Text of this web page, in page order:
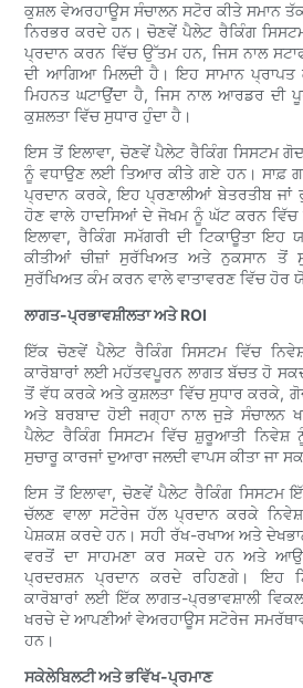
ਕੁਸ਼ਲ ਵੇਅਰਹਾਊਸ ਸੰਚਾਲਨ ਸਟੋਰ ਕੀਤੇ ਸਮਾਨ
ਨਿਰਭਰ ਕਰਦੇ ਹਨ। ਚੋਣਵੇਂ ਪੈਲੇਟ ਰੈਕਿੰਗ
ਪ੍ਰਦਾਨ ਕਰਨ ਵਿੱਚ ਉੱਤਮ ਹਨ, ਜਿਸ ਨਾਲ
ਦੀ ਆਗਿਆ ਮਿਲਦੀ ਹੈ। ਇਹ ਸਾਮਾਨ
ਮਿਹਨਤ ਘਟਾਉਂਦਾ ਹੈ, ਜਿਸ ਨਾਲ ਆਰਡਰ ਦੀ
ਕੁਸ਼ਲਤਾ ਵਿੱਚ ਸੁਧਾਰ ਹੁੰਦਾ ਹੈ।
ਇਸ ਤੋਂ ਇਲਾਵਾ, ਚੋਣਵੇਂ ਪੈਲੇਟ ਰੈਕਿੰਗ ਸਿਸਟਮ
ਨੂੰ ਵਧਾਉਣ ਲਈ ਤਿਆਰ ਕੀਤੇ ਗਏ ਹਨ। ਸਾਫ਼
ਪ੍ਰਦਾਨ ਕਰਕੇ, ਇਹ ਪ੍ਰਣਾਲੀਆਂ ਬੇਤਰਤੀਬ ਜਾਂ
ਹੋਣ ਵਾਲੇ ਹਾਦਸਿਆਂ ਦੇ ਜੋਖਮ ਨੂੰ ਘੱਟ ਕਰਨ
ਇਲਾਵਾ, ਰੈਕਿੰਗ ਸਮੱਗਰੀ ਦੀ ਟਿਕਾਊਤਾ ਇਹ
ਕੀਤੀਆਂ ਚੀਜ਼ਾਂ ਸੁਰੱਖਿਅਤ ਅਤੇ ਨੁਕਸਾਨ
ਸੁਰੱਖਿਅਤ ਕੰਮ ਕਰਨ ਵਾਲੇ ਵਾਤਾਵਰਣ ਵਿੱਚ ਹੋਰ
ਲਾਗਤ-ਪ੍ਰਭਾਵਸ਼ੀਲਤਾ ਅਤੇ ROI
ਇੱਕ ਚੋਣਵੇਂ ਪੈਲੇਟ ਰੈਕਿੰਗ ਸਿਸਟਮ ਵਿੱਚ
ਕਾਰੋਬਾਰਾਂ ਲਈ ਮਹੱਤਵਪੂਰਨ ਲਾਗਤ ਬੱਚਤ ਹੋ
ਤੋਂ ਵੱਧ ਕਰਕੇ ਅਤੇ ਕੁਸ਼ਲਤਾ ਵਿੱਚ ਸੁਧਾਰ ਕਰਕੇ,
ਅਤੇ ਬਰਬਾਦ ਹੋਈ ਜਗ੍ਹਾ ਨਾਲ ਜੁੜੇ ਸੰਚਾਲਨ
ਪੈਲੇਟ ਰੈਕਿੰਗ ਸਿਸਟਮ ਵਿੱਚ ਸ਼ੁਰੂਆਤੀ ਨਿਵੇਸ਼
ਸੁਚਾਰੂ ਕਾਰਜਾਂ ਦੁਆਰਾ ਜਲਦੀ ਵਾਪਸ ਕੀਤਾ ਜਾ
ਇਸ ਤੋਂ ਇਲਾਵਾ, ਚੋਣਵੇਂ ਪੈਲੇਟ ਰੈਕਿੰਗ ਸਿਸਟਮ
ਚੱਲਣ ਵਾਲਾ ਸਟੋਰੇਜ ਹੱਲ ਪ੍ਰਦਾਨ ਕਰਕੇ
ਪੇਸ਼ਕਸ਼ ਕਰਦੇ ਹਨ। ਸਹੀ ਰੱਖ-ਰਖਾਅ ਅਤੇ
ਵਰਤੋਂ ਦਾ ਸਾਹਮਣਾ ਕਰ ਸਕਦੇ ਹਨ ਅਤੇ
ਪ੍ਰਦਰਸ਼ਨ ਪ੍ਰਦਾਨ ਕਰਦੇ ਰਹਿਣਗੇ। ਇਹ
ਕਾਰੋਬਾਰਾਂ ਲਈ ਇੱਕ ਲਾਗਤ-ਪ੍ਰਭਾਵਸ਼ਾਲੀ
ਖਰਚੇ ਦੇ ਆਪਣੀਆਂ ਵੇਅਰਹਾਊਸ ਸਟੋਰੇਜ
ਹਨ।
ਸਕੇਲੇਬਿਲਟੀ ਅਤੇ ਭਵਿੱਖ-ਪ੍ਰਮਾਣ